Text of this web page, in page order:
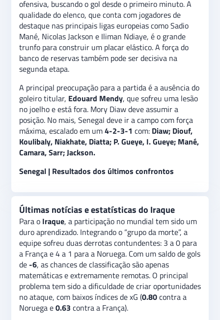
ofensiva, buscando o gol desde o primeiro minuto. A
qualidade do elenco, que conta com jogadores de
destaque nas principais ligas europeias como Sadio
Mané, Nicolas Jackson e Iliman Ndiaye, é o grande
trunfo para construir um placar elástico. A força do
banco de reservas também pode ser decisiva na
segunda etapa.
A principal preocupação para a partida é a ausência do
goleiro titular, Edouard Mendy, que sofreu uma lesão
no joelho e está fora. Mory Diaw deve assumir a
posição. No mais, Senegal deve ir a campo com força
máxima, escalado em um4-2-3-1 com: Diaw; Diouf,
Koulibaly, Niakhate, Diatta; P. Gueye, I. Gueye; Mané,
Camara, Sarr; Jackson.
Senegal | Resultados dos últimos confrontos
Últimas notícias e estatísticas do Iraque
Para o Iraque, a participação no mundial tem sido um
duro aprendizado. Integrando o “grupo da morte”, a
equipe sofreu duas derrotas contundentes: 3 a 0 para
a França e 4 a 1 para a Noruega. Com um saldo de gols
de-6, as chances de classificação são apenas
matemáticas e extremamente remotas. O principal
problema tem sido a dificuldade de criar oportunidades
no ataque, com baixos índices de xG (0.80contra a
Noruega e0.63 contra a França).